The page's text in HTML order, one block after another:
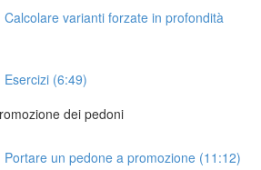
Calcolare varianti forzate in profondità
(6:49)
dei pedoni
Portare un pedone a promozione (11:12)